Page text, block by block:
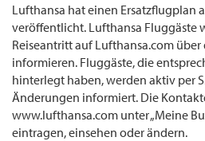
Lufthansa hat einen Ersatzflugplan
veröffentlicht. Lufthansa Fluggäste
Reiseantritt auf Lufthansa.com über
informieren. Fluggäste, die
hinterlegt haben, werden aktiv per
Änderungen informiert. Die
www.lufthansa.com unter „Meine
eintragen, einsehen oder ändern.